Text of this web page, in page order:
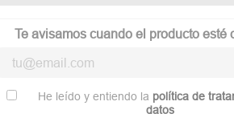
Te avisamos cuando el producto esté
He leído y entiendo la política de
datos